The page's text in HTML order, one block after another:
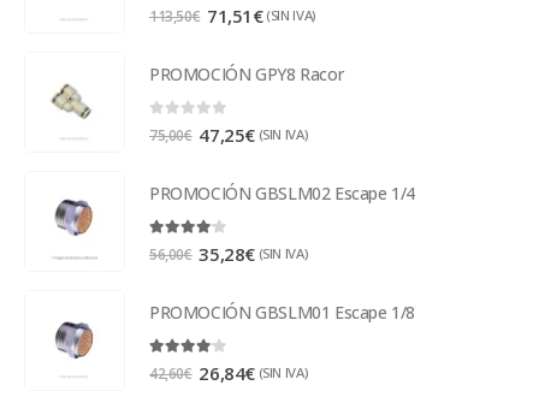
0 out of 5
113,50€ 71,51 € (SIN IVA)
PROMOCIÓN GPY8 Racor
0out of 5
75,00€ 47,25€ (SIN IVA)
PROMOCIÓN GBSLM02 Escape 1/4
56,00€ 35,28€ (SIN IVA)
PROMOCIÓN GBSLM01 Escape 1/8
42,60€ 26,84€ (SIN IVA)